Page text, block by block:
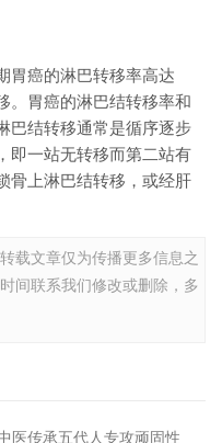
胃癌的淋巴转移率高达
。胃癌的淋巴结转移率和
巴结转移通常是循序逐步
即一站无转移而第二站有
骨上淋巴结转移，或经肝
载文章仅为传播更多信息之
间联系我们修改或删除，多